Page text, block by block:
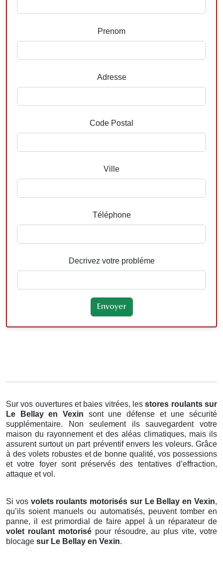
Prenom
Adresse
Code Postal
Ville
Téléphone
Decrivez votre probléme
Sur vos ouvertures et baies vitrées, lesstores roulants sur
Le Bellay en Vexin sont une défense et une sécurité
supplémentaire. Non seulement ils sauvegardent votre
maison du rayonnement et des aléas climatiques, mais ils
assurent surtout un part préventif envers les voleurs. Grâce
à des volets robustes et de bonne qualité, vos possessions
et votre foyer sont préservés des tentatives d’effraction,
attaque et vol.
Si vos volets roulants motorisés sur Le Bellay en Vexin,
qu’ils soient manuels ou automatisés, peuvent tomber en
panne, il est primordial de faire appel à un réparateur de
volet roulant motorisépour résoudre, au plus vite, votre
blocage sur Le Bellay en Vexin.